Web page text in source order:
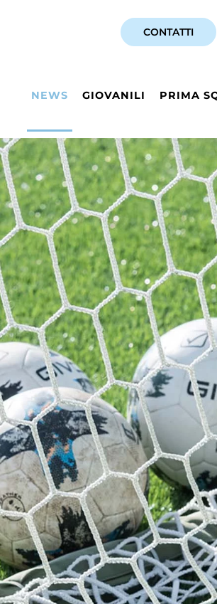
CONTATTI
NEWS GIOVANILI PRIMA